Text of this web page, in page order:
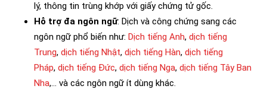
lý, thông tin trùng khớp với giấy chứng tử gốc.
Hỗ trợ đa ngôn ngữ: Dịch và công chứng sang các
ngôn ngữ phổ biến như: Dịch tiếng Anh, dịch tiếng
Trung, dịch tiếng Nhật, dịch tiếng Hàn, dịch tiếng
Pháp, dịch tiếng Đức, dịch tiếng Nga, dịch tiếng Tây Ban
Nha,… và các ngôn ngữ ít dùng khác.